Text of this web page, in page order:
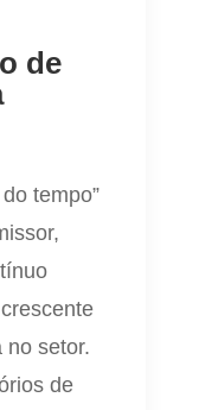
de
tempo”
no setor.
de